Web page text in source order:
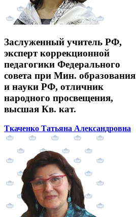
Заслуженный учитель РФ,
эксперт коррекционной
педагогики Федерального
совета при Мин. образования
и науки РФ, отличник
народного просвещения,
высшая Кв. кат.
Ткаченко Татьяна Александровна